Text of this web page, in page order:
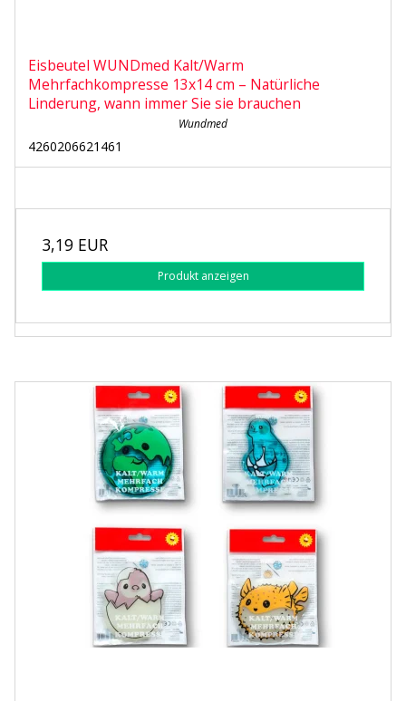
Eisbeutel WUNDmed Kalt/Warm
Mehrfachkompresse 13x14 cm – Natürliche
Linderung, wann immer Sie sie brauchen
Wundmed
4260206621461
3,19 EUR
Produkt anzeigen